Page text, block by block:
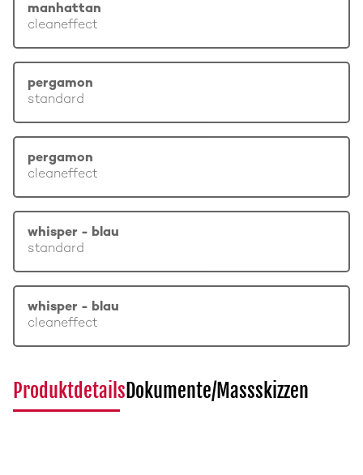
manhattan
cleaneffect
pergamon
standard
pergamon
cleaneffect
whisper - blau
standard
whisper - blau
cleaneffect
ProduktdetailsDokumente/Massskizzen